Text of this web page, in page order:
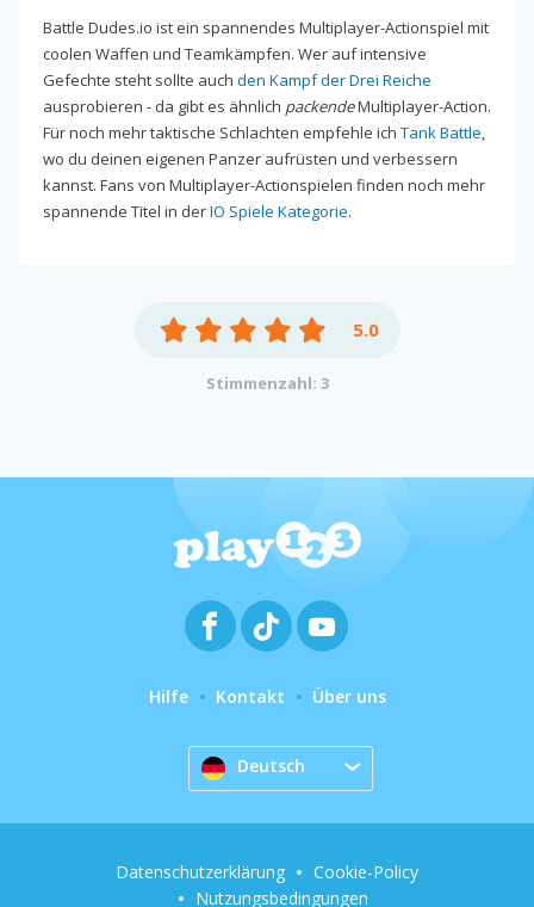
Battle Dudes.io ist ein spannendes Multiplayer-Actionspiel mit
coolen Waffen und Teamkämpfen. Wer auf intensive
Gefechte steht sollte auch den Kampf der Drei Reiche
ausprobieren - da gibt es ähnlich packendeMultiplayer-Action.
Für noch mehr taktische Schlachten empfehle ich Tank Battle,
wo du deinen eigenen Panzer aufrüsten und verbessern
kannst. Fans von Multiplayer-Actionspielen finden noch mehr
spannende Titel in derIO Spiele Kategorie.
5.0
Stimmenzahl: 3
Hilfe Kontakt Über uns
Deutsch
Datenschutzerklärung
Cookie-Policy
Nutzungsbedingungen